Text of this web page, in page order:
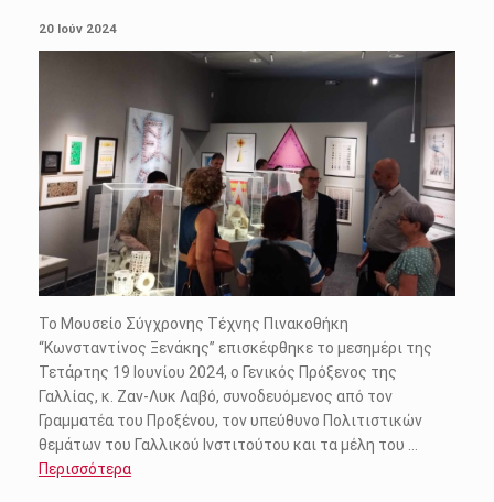
20 Ιούν 2024
Το Μουσείο Σύγχρονης Τέχνης Πινακοθήκη
“Κωνσταντίνος Ξενάκης” επισκέφθηκε το μεσημέρι της
Τετάρτης 19 Ιουνίου 2024, ο Γενικός Πρόξενος της
Γαλλίας, κ. Ζαν-Λυκ Λαβό, συνοδευόμενος από τον
Γραμματέα του Προξένου, τον υπεύθυνο Πολιτιστικών
θεμάτων του Γαλλικού Ινστιτούτου και τα μέλη του …
Περισσότερα